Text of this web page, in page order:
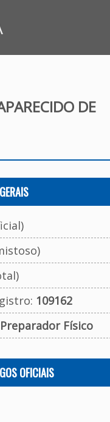
DE
109162
Preparador Físico
OFICIAIS